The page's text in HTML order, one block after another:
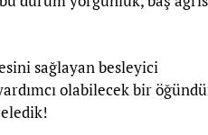
sağlayan besleyici
olabilecek bir